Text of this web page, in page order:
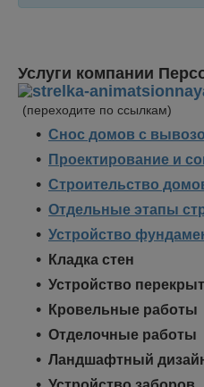
Услуги компании
(переходите по ссылкам)
Снос домов с
Проектирование и
Строительство
Отдельные этапы
Устройство
Кладка стен
Устройство
Кровельные работы
Отделочные работы
Ландшафтный